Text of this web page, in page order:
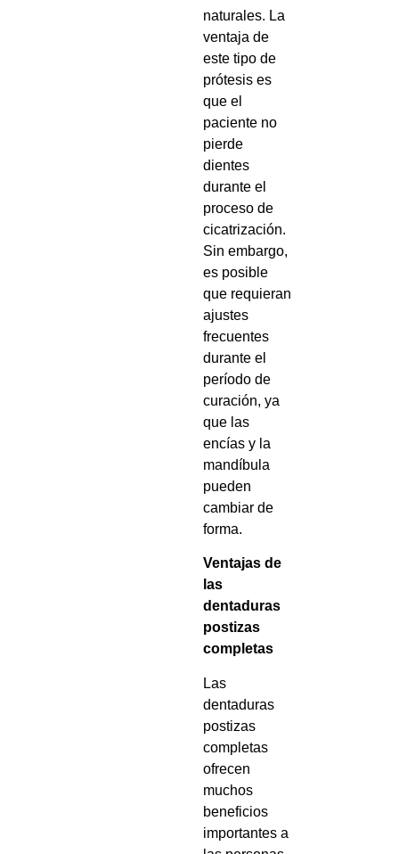
naturales. La
ventaja de
este tipo de
prótesis es
que el
paciente no
pierde
dientes
durante el
proceso de
cicatrización.
Sin embargo,
es posible
que requieran
ajustes
frecuentes
durante el
período de
curación, ya
que las
encías y la
mandíbula
pueden
cambiar de
forma.
Ventajas de
las
dentaduras
postizas
completas
Las
dentaduras
postizas
completas
ofrecen
muchos
beneficios
importantes a